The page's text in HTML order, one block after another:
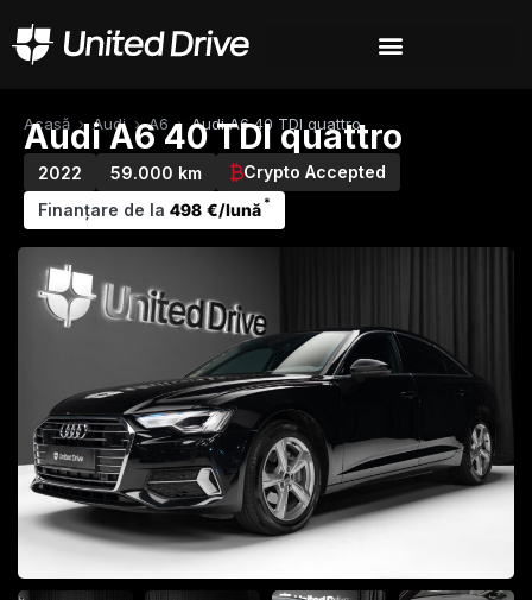
Acasă › Audi › A6 › Audi A6 40 TDI quattro
Audi A6 40 TDI quattro
2022 59.000 km
Crypto Accepted
Finanțare de la 498 €/lună *